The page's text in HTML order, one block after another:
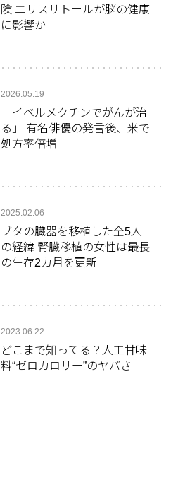
険 エリスリトールが脳の健康
に影響か
2026.05.19
「イベルメクチンでがんが治
る」 有名俳優の発言後、米で
処方率倍増
2025.02.06
ブタの臓器を移植した全5人
の経緯 腎臓移植の女性は最長
の生存2カ月を更新
2023.06.22
どこまで知ってる？人工甘味
料“ゼロカロリー”のヤバさ